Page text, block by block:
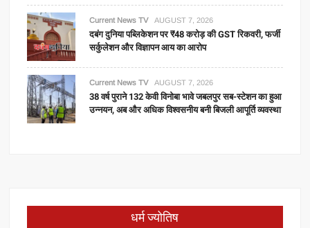
Current News TV AUGUST 7, 2026
दबंग दुनिया पब्लिकेशन पर ₹48 करोड़ की GST रिकवरी, फर्जी
सर्कुलेशन और विज्ञापन आय का आरोप
Current News TV AUGUST 7, 2026
38 वर्ष पुराने 132 केवी विनोबा भावे जबलपुर सब-स्टेशन का हुआ
उन्नयन, अब और अधिक विश्वसनीय बनी बिजली आपूर्ति व्यवस्था
धर्म ज्योतिष